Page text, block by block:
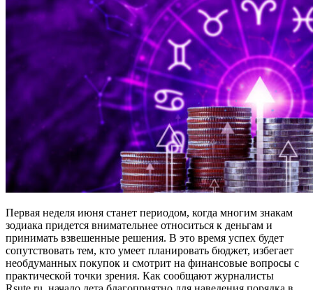
Первая неделя июня станет периодом, когда многим знакам
зодиака придется внимательнее относиться к деньгам и
принимать взвешенные решения. В это время успех будет
сопутствовать тем, кто умеет планировать бюджет, избегает
необдуманных покупок и смотрит на финансовые вопросы с
практической точки зрения. Как сообщают журналисты